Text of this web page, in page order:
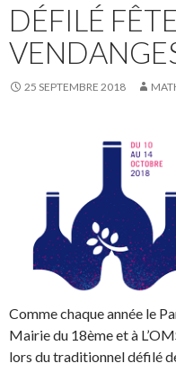
DÉFILÉ
25 SEPTEMBRE 2018
Comme chaque année le
Mairie du 18ème et à
lors du traditionnel défilé